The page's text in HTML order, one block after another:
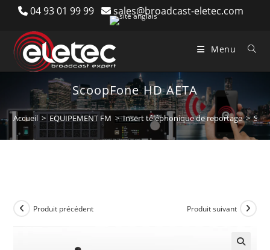
content
04 93 01 99 99 sales@broadcast-eletec.com
Menu
ScoopFone HD AETA
Accueil > EQUIPEMENT FM > Insert téléphonique de reportage >
Produit précédent Produit suivant